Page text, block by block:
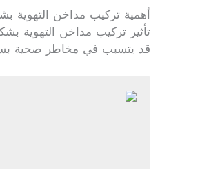
أهمية تركيب مداخن التهوية
تأثير تركيب مداخن التهوية
قد يتسبب في مخاطر صحية